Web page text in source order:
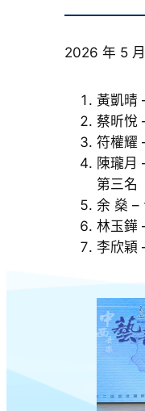
榮譽榜
2026 年 5
黃凱晴
蔡昕悅
符權耀
陳瓏月
第三名
余 燊 –
林玉鏵
李欣穎